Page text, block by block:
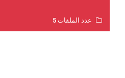
عدد الملفات 5